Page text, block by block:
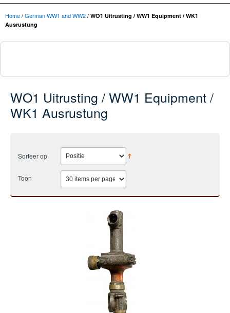
Home/German WW1 and WW2/ WO1 Uitrusting / WW1 Equipment / WK1
Ausrustung
WO1 Uitrusting / WW1 Equipment /
WK1 Ausrustung
Sorteer op
Toon